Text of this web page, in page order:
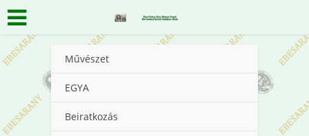
Művészet
EGYA
Beiratkozás